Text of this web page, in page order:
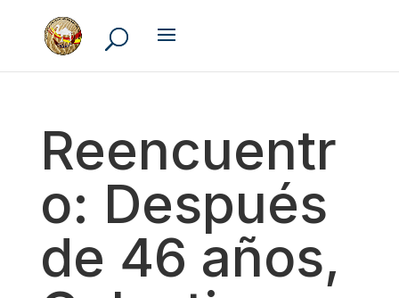
Reencuentr
o: Después
de 46 años,